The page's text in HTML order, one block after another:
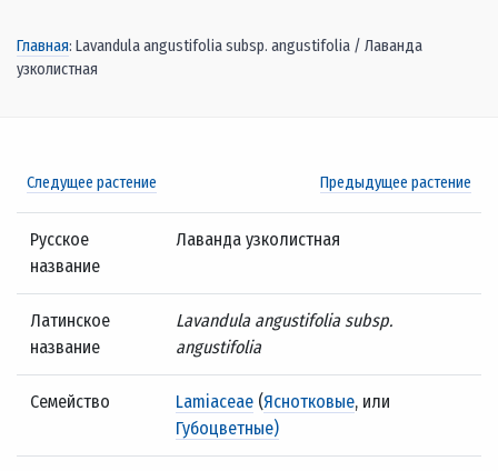
Главная: Lavandula angustifolia subsp. angustifolia / Лаванда
узколистная
Следущее растение Предыдущее растение
Русское
название
Лаванда узколистная
Латинское
название
Lavandula angustifolia subsp.
angustifolia
Семейство Lamiaceae (Яснотковые, или
Губоцветные)